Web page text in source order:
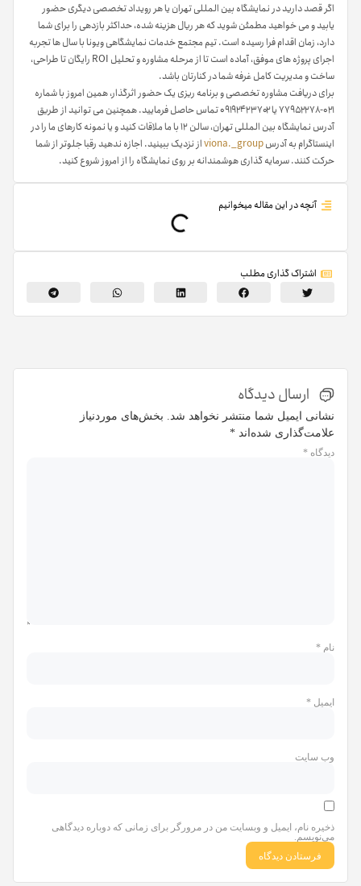
اگر قصد دارید در نمایشگاه بین المللی تهران یا هر رویداد تخصصی دیگری حضور
یابید و می خواهید مطمئن شوید که هر ریال هزینه شده، حداکثر بازدهی را برای شما
دارد، زمان اقدام فرا رسیده است. تیم مجتمع خدمات نمایشگاهی ویونا با سال ها تجربه
اجرای پروژه های موفق، آماده است تا از مرحله مشاوره و تحلیل ROI رایگان تا طراحی،
ساخت و مدیریت کامل غرفه شما در کنارتان باشد.
برای دریافت مشاوره تخصصی و برنامه ریزی یک حضور اثرگذار، همین امروز با شماره
۰۲۱-۷۷۹۵۲۲۷۸ یا ۰۹۱۹۲۴۲۳۷۰۲ تماس حاصل فرمایید. همچنین می توانید از طریق
آدرس نمایشگاه بین المللی تهران، سالن ۱۲ با ما ملاقات کنید و یا نمونه کارهای ما را در
اینستاگرام به آدرسviona._groupاز نزدیک ببینید. اجازه ندهید رقبا جلوتر از شما
حرکت کنند. سرمایه گذاری هوشمندانه بر روی نمایشگاه را از امروز شروع کنید.
آنچه در این مقاله میخوانیم
اشتراک گذاری مطلب
ارسال دیدگاه
نشانی ایمیل شما منتشر نخواهد شد. بخش‌های موردنیاز
علامت‌گذاری شده‌اند *
دیدگاه *
نام *
ایمیل *
وب‌ سایت
ذخیره نام، ایمیل و وبسایت من در مرورگر برای زمانی که دوباره دیدگاهی
می‌نویسم.